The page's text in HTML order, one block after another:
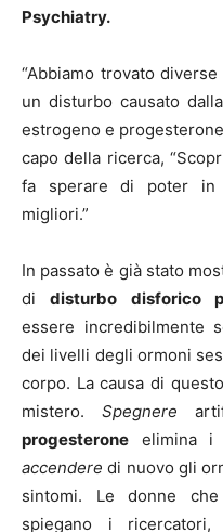
Psychiatry.
“Abbiamo trovato
un disturbo causato
estrogeno e
capo della ricerca,
fa sperare di poter in
migliori.”
In passato è già stato
didisturbo disforico
essere incredibilmente
dei livelli degli ormoni
corpo. La causa di
mistero. Spegnere
progesterone elimina i
accendere di nuovo gli
sintomi. Le donne
spiegano i